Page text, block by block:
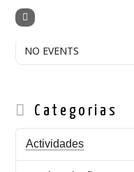
NO EVENTS
Categorias
Actividades